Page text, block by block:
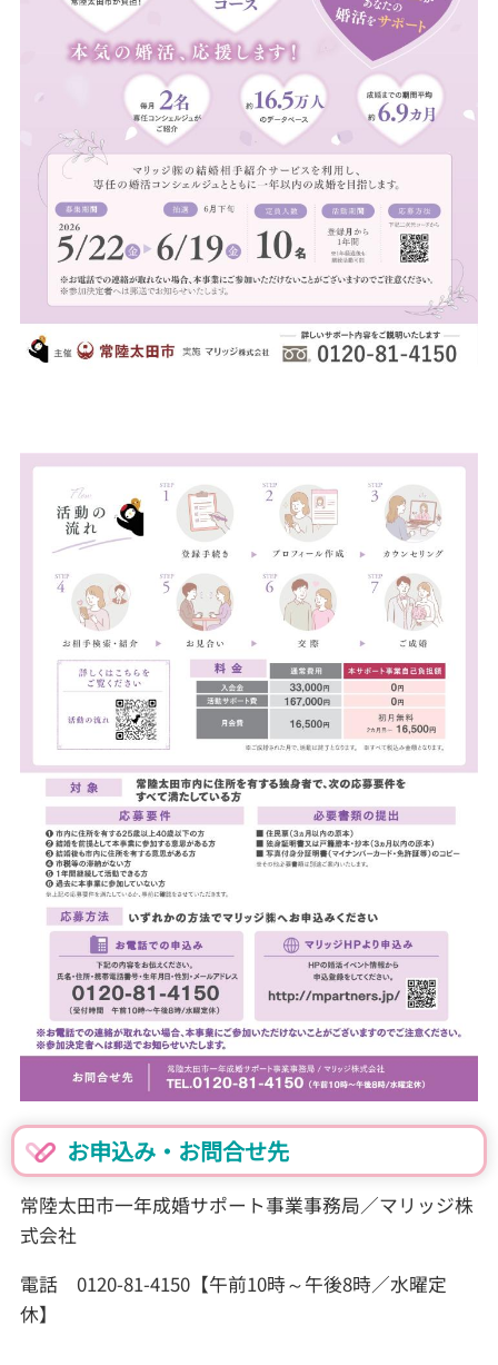
お申込み・お問合せ先
常陸太田市一年成婚サポート事業事務局／マリッジ株
式会社
電話 0120-81-4150【午前10時～午後8時／水曜定
休】